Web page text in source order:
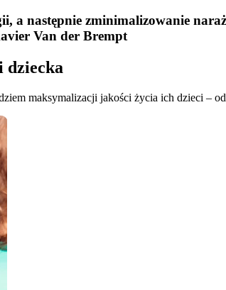
a następnie zminimalizowanie
Van der Brempt
dziecka
maksymalizacji jakości życia ich dzieci –